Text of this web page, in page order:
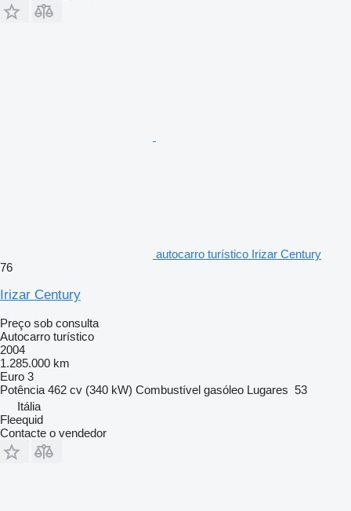
autocarro turístico Irizar Century
76
Irizar Century
Preço sob consulta
Autocarro turístico
2004
1.285.000 km
Euro 3
Potência 462 cv (340 kW) Combustível gasóleo Lugares 53
Itália
Fleequid
Contacte o vendedor